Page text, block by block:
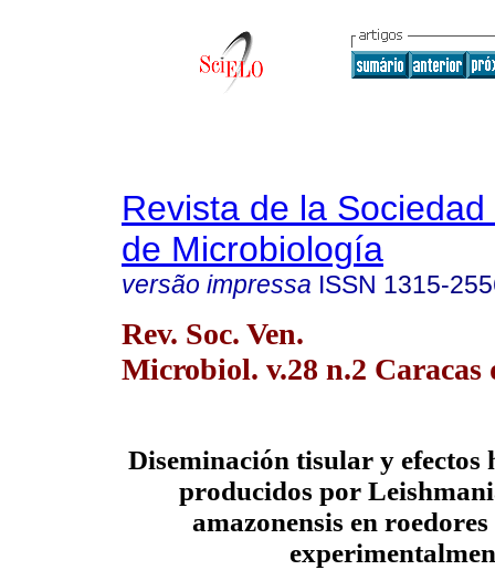
Revista de la
de Microbiología
versão impressa ISSN 1315-
Rev. Soc. Ven.
Microbiol. v.28 n.2 Caracas
Diseminación tisular y efectos
producidos por
amazonensis en